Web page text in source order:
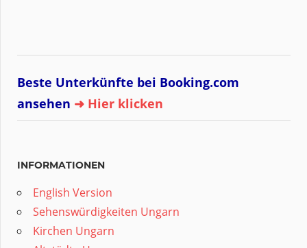
Beste Unterkünfte bei Booking.com
ansehen ➜ Hier klicken
INFORMATIONEN
English Version
Sehenswürdigkeiten Ungarn
Kirchen Ungarn